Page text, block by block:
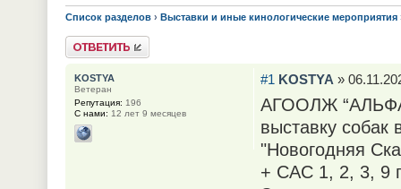
Список разделов › Выставки и иные кинологические мероприятия
Ответить
#1 KOSTYA »
АГООЛЖ
выставку
"Новогодняя
+ САС 1, 2, 3, 9
KOSTYA
Ветеран
Репутация: 196
С нами: 12 лет 9 месяцев